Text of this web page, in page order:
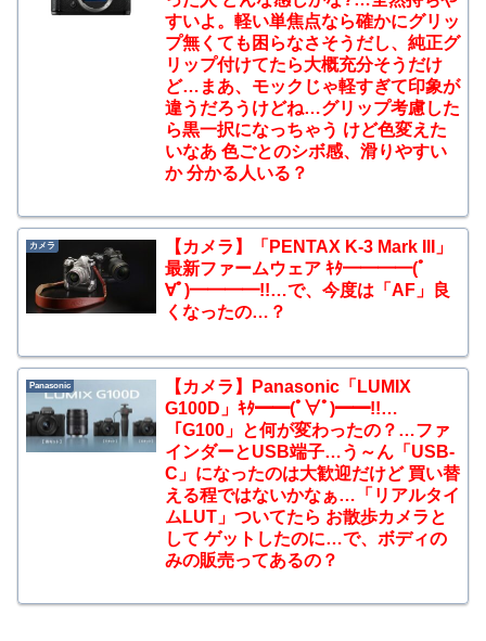
すいよ。軽い単焦点なら確かにグリッ
プ無くても困らなさそうだし、純正グ
リップ付けてたら大概充分そうだけ
ど…まあ、モックじゃ軽すぎて印象が
違うだろうけどね…グリップ考慮した
ら黒一択になっちゃう けど色変えた
いなあ 色ごとのシボ感、滑りやすい
か 分かる人いる？
カメラ
【カメラ】「PENTAX K-3 Mark III」
最新ファームウェア ｷﾀ━━━━(ﾟ
∀ﾟ)━━━━!!…で、今度は「AF」良
くなったの…？
Panasonic
【カメラ】Panasonic「LUMIX
G100D」ｷﾀ━━(ﾟ∀ﾟ)━━!!…
「G100」と何が変わったの？…ファ
インダーとUSB端子…う～ん「USB-
C」になったのは大歓迎だけど 買い替
える程ではないかなぁ…「リアルタイ
ムLUT」ついてたら お散歩カメラと
して ゲットしたのに…で、ボディの
みの販売ってあるの？